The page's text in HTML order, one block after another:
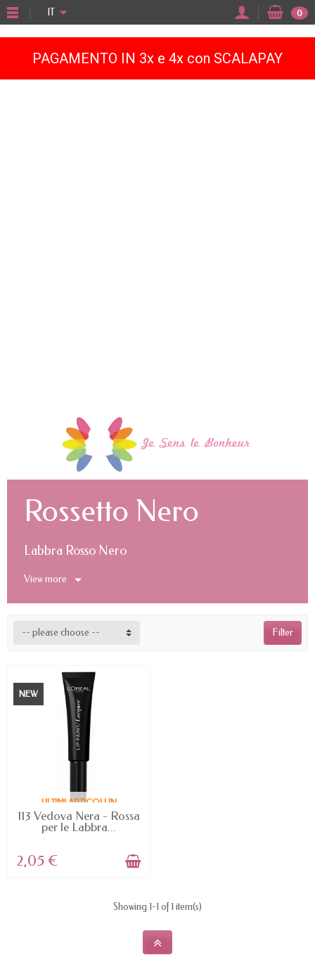
PAGAMENTO IN 3x e 4x con SCALAPAY
IT 0
Rossetto Nero
Labbra Rosso Nero
View more
Filter
-- please choose --
NEW
ULTIMI ARTICOLI IN
MAGAZZINO
113 Vedova Nera - Rossa
per le Labbra...
2,05 €
Showing 1-1 of 1 item(s)